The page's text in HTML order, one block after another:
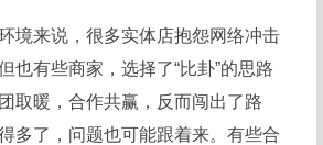
境来说，很多实体店抱怨网络冲击
也有些商家，选择了“比卦”的思路
暖，合作共赢，反而闯出了路
多了，问题也可能跟着来。有些合